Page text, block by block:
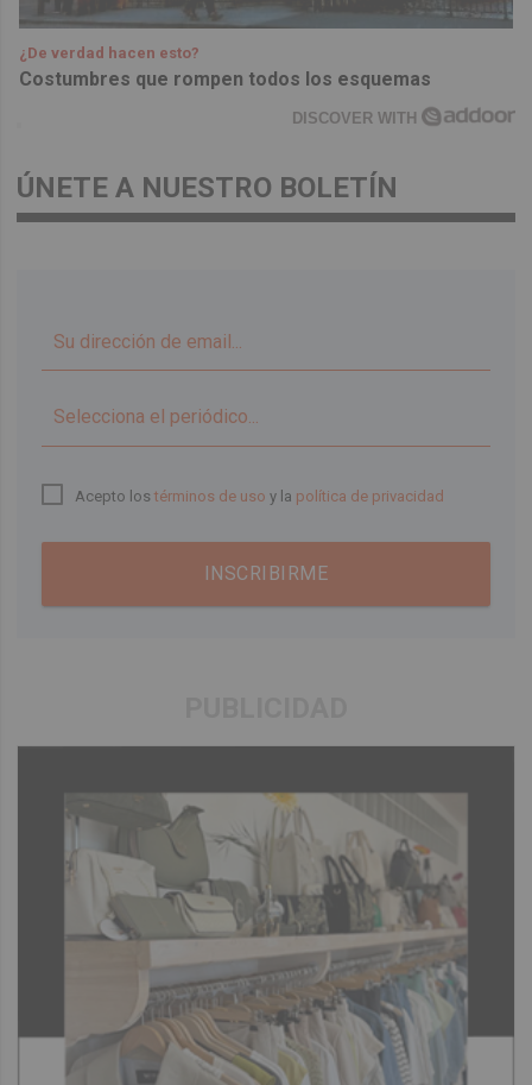
¿De verdad hacen esto?
Costumbres que rompen todos los esquemas
DISCOVER WITH
ÚNETE A NUESTRO BOLETÍN
Acepto lostérminos de uso y la política de privacidad
INSCRIBIRME